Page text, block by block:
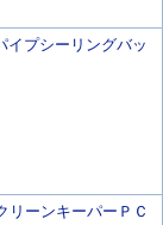
イプシーリングバッ
リーンキーパーＰＣ